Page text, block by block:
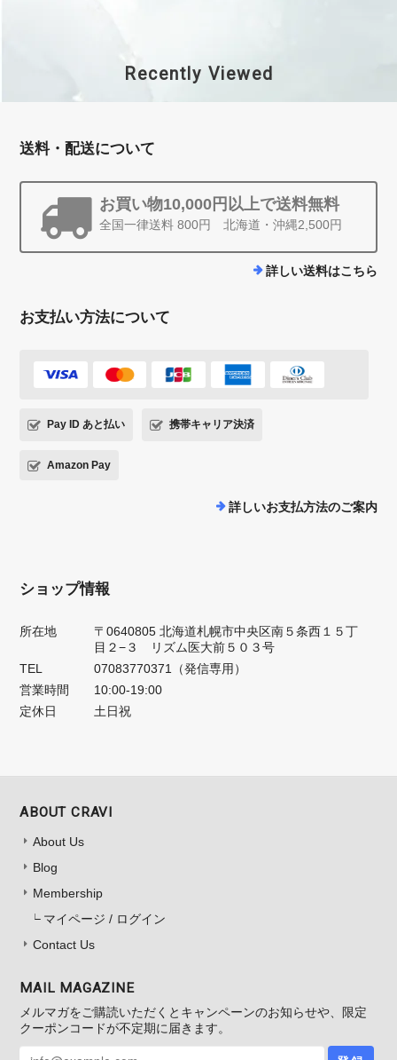
Recently Viewed
送料・配送について
お買い物10,000円以上で送料無料
全国一律送料 800円 北海道・沖縄2,500円
詳しい送料はこちら
お支払い方法について
Pay ID あと払い 携帯キャリア決済
Amazon Pay
詳しいお支払方法のご案内
ショップ情報
所在地
〒0640805 北海道札幌市中央区南５条西１５丁
目２−３ リズム医大前５０３号
TEL
07083770371（発信専用）
営業時間
10:00-19:00
定休日
土日祝
ABOUT CRAVI
About Us
Blog
Membership
マイページ / ログイン
Contact Us
MAIL MAGAZINE
メルマガをご購読いただくとキャンペーンのお知らせや、限定
クーポンコードが不定期に届きます。